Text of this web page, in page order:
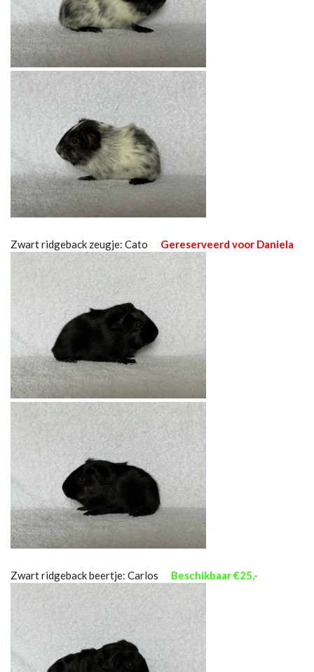
Zwart ridgeback zeugje: Cato Gereserveerd voor Daniela
Zwart ridgeback beertje: Carlos Beschikbaar €25,-